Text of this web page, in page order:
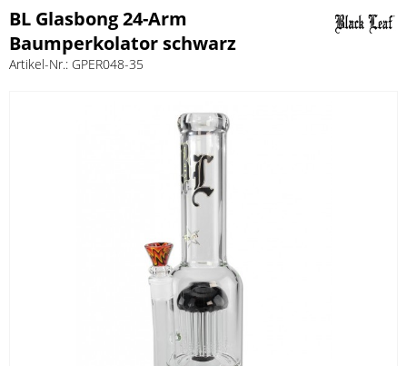
BL Glasbong 24-Arm
Baumperkolator schwarz
Artikel-Nr.: GPER048-35